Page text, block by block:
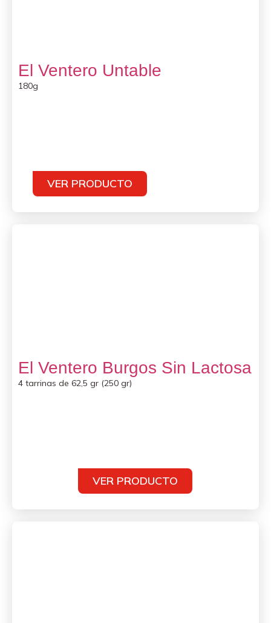
El Ventero Untable
180g
VER PRODUCTO
El Ventero Burgos Sin Lactosa
4 tarrinas de 62,5 gr (250 gr)
VER PRODUCTO